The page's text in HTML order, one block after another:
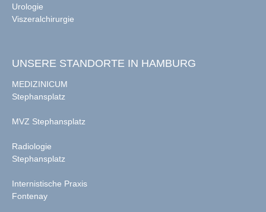
Urologie
Viszeralchirurgie
UNSERE STANDORTE IN HAMBURG
MEDIZINICUM
Stephansplatz
MVZ Stephansplatz
Radiologie
Stephansplatz
Internistische Praxis
Fontenay